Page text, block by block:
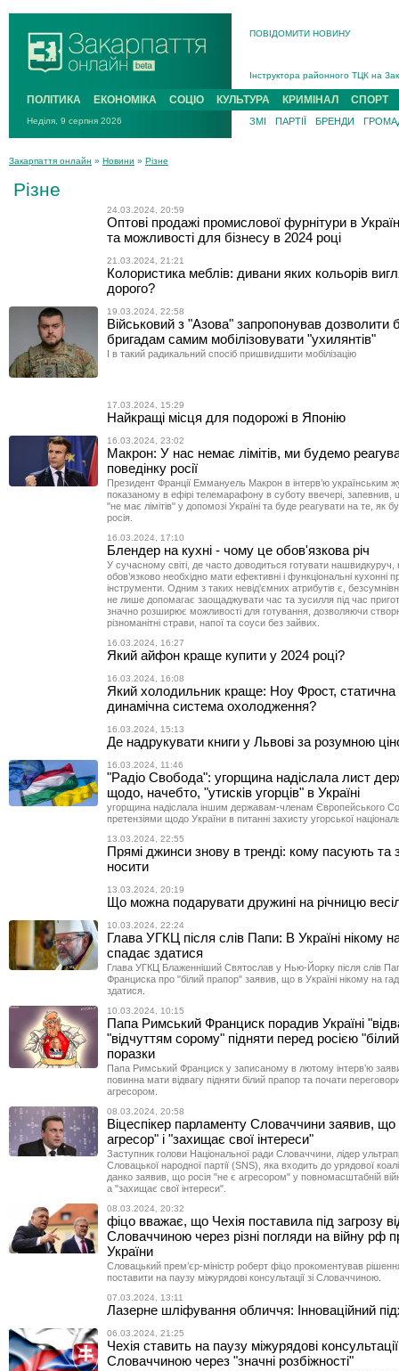
ПОВІДОМИТИ НОВИНУ
Інструктора районного ТЦК на
В Ужгороді попрощаються із
В Ужгороді 5 серпня
Підтвердили загибель
ПОЛІТИКА ЕКОНОМІКА СОЦІО КУЛЬТУРА КРИМІНАЛ СПОРТ
Неділя, 9 серпня 2026 ЗМІ ПАРТІЇ БРЕНДИ
Закарпаття онлайн » Новини » Різне
Різне
24.03.2024, 20:59
Оптові продажі промислової фурнітури в
та можливості для бізнесу в 2024 році
21.03.2024, 21:21
Колористика меблів: дивани яких кольорів
дорого?
19.03.2024, 22:58
Військовий з "Азова" запропонував дозволити
бригадам самим мобілізовувати "ухилянтів"
І в такий радикальний спосіб пришвидшити мобілізацію
17.03.2024, 15:29
Найкращі місця для подорожі в Японію
16.03.2024, 23:02
Макрон: У нас немає лімітів, ми будемо
поведінку росії
Президент Франції Еммануель Макрон в інтерв’ю українським
показаному в ефірі телемарафону в суботу ввечері, запевнив,
"не має лімітів" у допомозі Україні та буде реагувати на те, як
росія.
16.03.2024, 17:10
Блендер на кухні - чому це обов'язкова річ
У сучасному світі, де часто доводиться готувати нашвидкуруч,
обов’язково необхідно мати ефективні і функціональні кухонні
інструменти. Одним з таких невід'ємних атрибутів є,
не лише допомагає заощаджувати час та зусилля під час
значно розширює можливості для готування, дозволяючи
різноманітні страви, напої та соуси без зайвих.
16.03.2024, 16:27
Який айфон краще купити у 2024 році?
16.03.2024, 16:08
Який холодильник краще: Ноу Фрост, статична
динамічна система охолодження?
16.03.2024, 15:13
Де надрукувати книги у Львові за розумною
16.03.2024, 11:46
"Радіо Свобода": угорщина надіслала лист
щодо, начебто, "утисків угорців" в Україні
угорщина надіслала іншим державам-членам Європейського
претензіями щодо України в питанні захисту угорської
13.03.2024, 22:55
Прямі джинси знову в тренді: кому пасують та
носити
13.03.2024, 20:19
Що можна подарувати дружині на річницю
10.03.2024, 22:24
Глава УГКЦ після слів Папи: В Україні нікому
спадає здатися
Глава УГКЦ Блаженніший Святослав у Нью-Йорку після слів
Франциска про "білий прапор" заявив, що в Україні нікому на
здатися.
10.03.2024, 10:15
Папа Римський Франциск порадив Україні
"відчуттям сорому" підняти перед росією
поразки
Папа Римський Франциск у записаному в лютому інтерв’ю
повинна мати відвагу підняти білий прапор та почати
агресором.
08.03.2024, 20:58
Віцеспікер парламенту Словаччини заявив, що
агресор" і "захищає свої інтереси"
Заступник голови Національної ради Словаччини, лідер
Словацької народної партії (SNS), яка входить до урядової
данко заявив, що росія "не є агресором" у повномасштабній
а "захищає свої інтереси".
08.03.2024, 20:32
фіцо вважає, що Чехія поставила під загрозу
Словаччиною через різні погляди на війну рф
України
Словацький прем’єр-міністр роберт фіцо прокоментував
поставити на паузу міжурядові консультації зі Словаччиною.
07.03.2024, 13:11
Лазерне шліфування обличчя: Інноваційний
06.03.2024, 21:25
Чехія ставить на паузу міжурядові консультації
Словаччиною через "значні розбіжності"